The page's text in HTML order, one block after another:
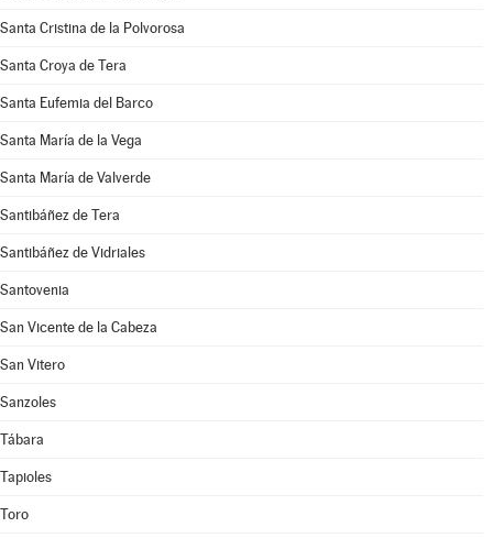
Santa Cristina de la Polvorosa
Santa Croya de Tera
Santa Eufemia del Barco
Santa María de la Vega
Santa María de Valverde
Santibáñez de Tera
Santibáñez de Vidriales
Santovenia
San Vicente de la Cabeza
San Vitero
Sanzoles
Tábara
Tapioles
Toro